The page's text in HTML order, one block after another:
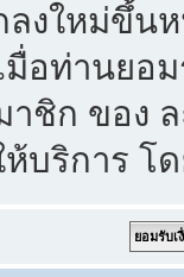
งใหม่ขึ้น
มื่อท่านยอ
ชิก ของ
บริการ โ